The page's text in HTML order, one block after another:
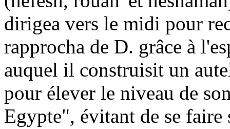
dirigea vers le midi pour
rapprocha de D. grâce à
auquel il construisit un
pour élever le niveau de
Egypte", évitant de se faire